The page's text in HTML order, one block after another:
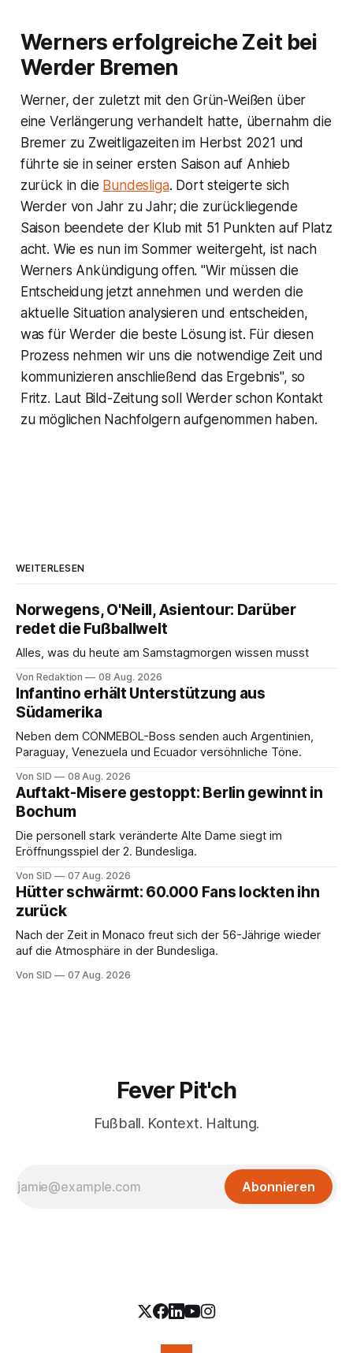
Werners erfolgreiche Zeit bei
Werder Bremen
Werner, der zuletzt mit den Grün-Weißen über
eine Verlängerung verhandelt hatte, übernahm die
Bremer zu Zweitligazeiten im Herbst 2021 und
führte sie in seiner ersten Saison auf Anhieb
zurück in die Bundesliga. Dort steigerte sich
Werder von Jahr zu Jahr; die zurückliegende
Saison beendete der Klub mit 51 Punkten auf Platz
acht. Wie es nun im Sommer weitergeht, ist nach
Werners Ankündigung offen. "Wir müssen die
Entscheidung jetzt annehmen und werden die
aktuelle Situation analysieren und entscheiden,
was für Werder die beste Lösung ist. Für diesen
Prozess nehmen wir uns die notwendige Zeit und
kommunizieren anschließend das Ergebnis", so
Fritz. Laut Bild-Zeitung soll Werder schon Kontakt
zu möglichen Nachfolgern aufgenommen haben.
WEITERLESEN
Norwegens, O'Neill, Asientour: Darüber
redet die Fußballwelt
Alles, was du heute am Samstagmorgen wissen musst
Von Redaktion 08 Aug. 2026
Infantino erhält Unterstützung aus
Südamerika
Neben dem CONMEBOL-Boss senden auch Argentinien,
Paraguay, Venezuela und Ecuador versöhnliche Töne.
Von SID 08 Aug. 2026
Auftakt-Misere gestoppt: Berlin gewinnt in
Bochum
Die personell stark veränderte Alte Dame siegt im
Eröffnungsspiel der 2. Bundesliga.
Von SID 07 Aug. 2026
Hütter schwärmt: 60.000 Fans lockten ihn
zurück
Nach der Zeit in Monaco freut sich der 56-Jährige wieder
auf die Atmosphäre in der Bundesliga.
Von SID 07 Aug. 2026
Fever Pit'ch
Fußball. Kontext. Haltung.
Abonnieren